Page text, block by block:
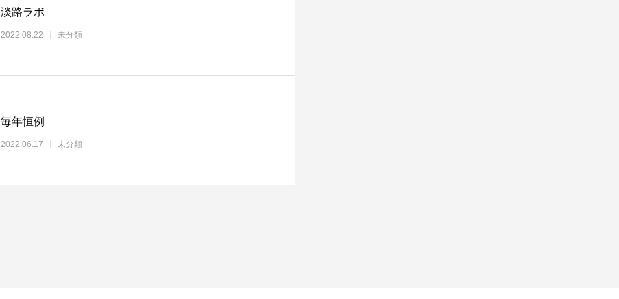
淡路ラボ
2022.08.22 未分類
毎年恒例
2022.06.17 未分類